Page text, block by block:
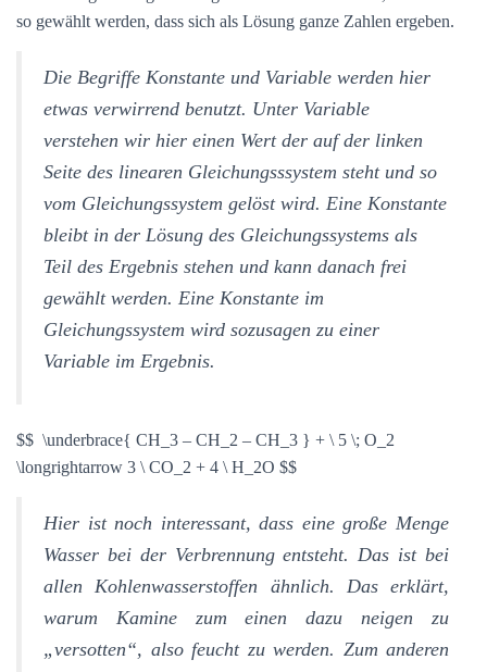
so gewählt werden, dass sich als Lösung ganze Zahlen ergeben.
Die Begriffe Konstante und Variable werden hier
etwas verwirrend benutzt. Unter Variable
verstehen wir hier einen Wert der auf der linken
Seite des linearen Gleichungsssystem steht und so
vom Gleichungssystem gelöst wird. Eine Konstante
bleibt in der Lösung des Gleichungssystems als
Teil des Ergebnis stehen und kann danach frei
gewählt werden. Eine Konstante im
Gleichungssystem wird sozusagen zu einer
Variable im Ergebnis.
$$ \underbrace{ CH_3 – CH_2 – CH_3 } + \ 5 \; O_2
\longrightarrow 3 \ CO_2 + 4 \ H_2O $$
Hier ist noch interessant, dass eine große Menge
Wasser bei der Verbrennung entsteht. Das ist bei
allen Kohlenwasserstoffen ähnlich. Das erklärt,
warum Kamine zum einen dazu neigen zu
„versotten“, also feucht zu werden. Zum anderen